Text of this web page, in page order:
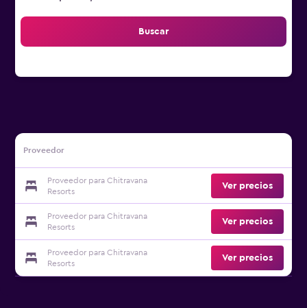
Buscar
Proveedor
Proveedor para Chitravana
Resorts
Ver precios
Proveedor para Chitravana
Resorts
Ver precios
Proveedor para Chitravana
Resorts
Ver precios